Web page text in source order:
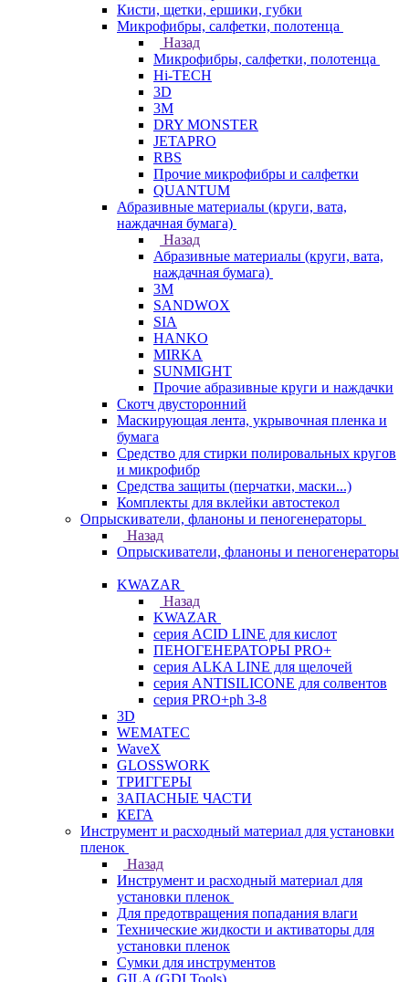
Кисти, щетки, ершики, губки
Микрофибры, салфетки, полотенца
Назад
Микрофибры, салфетки, полотенца
Hi-TECH
3D
3М
DRY MONSTER
JETAPRO
RBS
Прочие микрофибры и салфетки
QUANTUM
Абразивные материалы (круги, вата,
наждачная бумага)
Назад
Абразивные материалы (круги, вата,
наждачная бумага)
3М
SANDWOX
SIA
HANKO
MIRKA
SUNMIGHT
Прочие абразивные круги и наждачки
Скотч двусторонний
Маскирующая лента, укрывочная пленка и
бумага
Средство для стирки полировальных кругов
и микрофибр
Средства защиты (перчатки, маски...)
Комплекты для вклейки автостекол
Опрыскиватели, фланоны и пеногенераторы
Назад
Опрыскиватели, фланоны и пеногенераторы
KWAZAR
Назад
KWAZAR
серия ACID LINE для кислот
ПЕНОГЕНЕРАТОРЫ PRO+
серия ALKA LINE для щелочей
серия ANTISILICONE для солвентов
серия PRO+ph 3-8
3D
WEMATEC
WaveX
GLOSSWORK
ТРИГГЕРЫ
ЗАПАСНЫЕ ЧАСТИ
КЕГА
Инструмент и расходный материал для установки
пленок
Назад
Инструмент и расходный материал для
установки пленок
Для предотвращения попадания влаги
Технические жидкости и активаторы для
установки пленок
Сумки для инструментов
GILA (GDI Tools)